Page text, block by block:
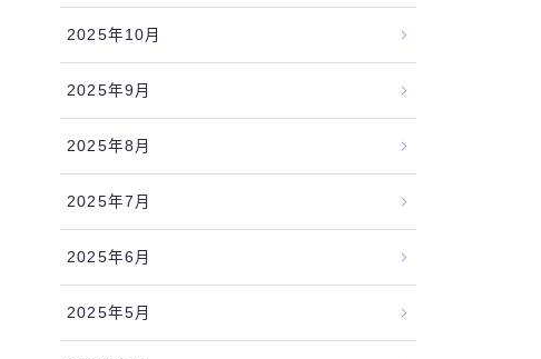
2025年10月
2025年9月
2025年8月
2025年7月
2025年6月
2025年5月